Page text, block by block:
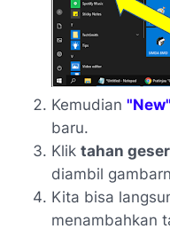
Kemudian "New"
baru.
Klik tahan
diambil
Kita bisa
menambahkan